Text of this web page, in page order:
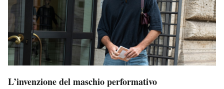
L’invenzione del maschio performativo